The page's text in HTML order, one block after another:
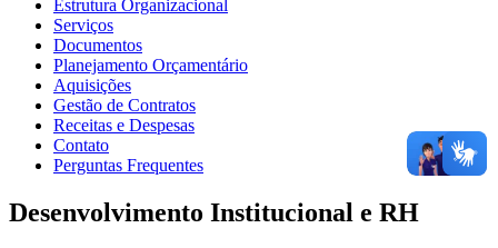
Estrutura Organizacional
Serviços
Documentos
Planejamento Orçamentário
Aquisições
Gestão de Contratos
Receitas e Despesas
Contato
Perguntas Frequentes
Desenvolvimento Institucional e RH